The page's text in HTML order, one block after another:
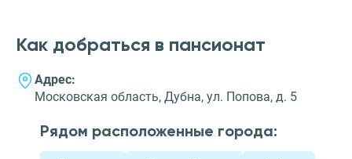
Как добраться в пансионат
Адрес:
Московская область, Дубна, ул. Попова, д. 5
Рядом расположенные города: